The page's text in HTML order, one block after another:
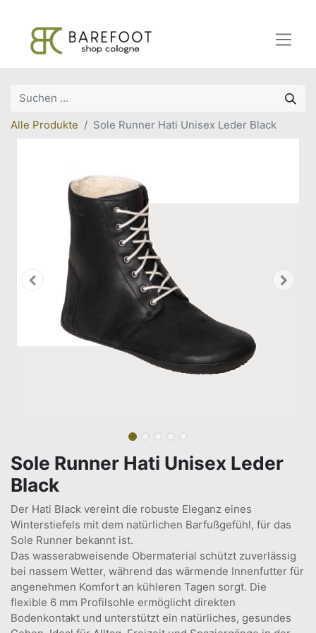
Alle Produkte Sole Runner Hati Unisex Leder Black
Sole Runner Hati Unisex Leder
Black
Der Hati Black vereint die robuste Eleganz eines
Winterstiefels mit dem natürlichen Barfußgefühl, für das
Sole Runner bekannt ist.
Das wasserabweisende Obermaterial schützt zuverlässig
bei nassem Wetter, während das wärmende Innenfutter für
angenehmen Komfort an kühleren Tagen sorgt. Die
flexible 6 mm Profilsohle ermöglicht direkten
Bodenkontakt und unterstützt ein natürliches, gesundes